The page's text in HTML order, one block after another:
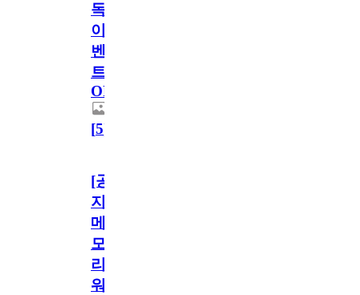
독
이
벤
트
OPEN!
[5]
[공
지]
메
모
리
워